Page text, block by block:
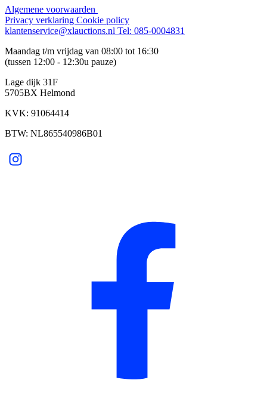
Algemene voorwaarden
Privacy verklaring Cookie policy
klantenservice@xlauctions.nl Tel: 085-0004831
Maandag t/m vrijdag van 08:00 tot 16:30
(tussen 12:00 - 12:30u pauze)
Lage dijk 31F
5705BX Helmond
KVK: 91064414
BTW: NL865540986B01